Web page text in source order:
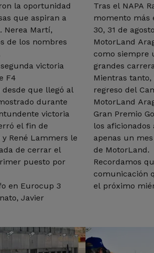
la oportunidad
que aspiran a
Nerea Martí,
de los nombres
victoria
F4
que llegó al
durante
victoria
el fin de
René Lammers le
de cerrar el
puesto por
en Eurocup 3
Javier
Tras el NAPA
momento más
30, 31 de
MotorLand
como siempre
grandes
Mientras
regreso del
MotorLand
Gran Premio
los
apenas un
de MotorLand.
Recordamos
comunicación
el próximo